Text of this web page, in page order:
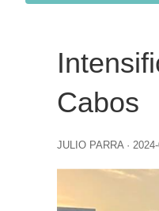
Cabos
JULIO PARRA ·